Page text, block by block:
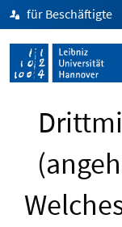
für Beschäftigte